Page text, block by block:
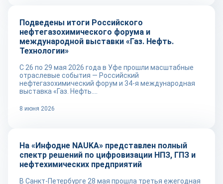
Подведены итоги Российского
нефтегазохимического форума и
международной выставки «Газ. Нефть.
Технологии»
С 26 по 29 мая 2026 года в Уфе прошли масштабные
отраслевые события — Российский
нефтегазохимический форум и 34-я международная
выставка «Газ. Нефть....
8 июня 2026
Новости
На «Инфодне NAUKA» представлен полный
спектр решений по цифровизации НПЗ, ГПЗ и
нефтехимических предприятий
В Санкт-Петербурге 28 мая прошла третья ежегодная